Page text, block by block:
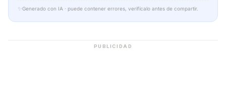
✨ Generado con IA · puede contener errores, verifícalo antes de compartir.
PUBLICIDAD